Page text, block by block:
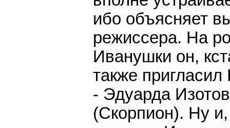
ибо объясняет
режиссера. На
Иванушки он,
также пригласил
- Эдуарда
(Скорпион). Ну и,